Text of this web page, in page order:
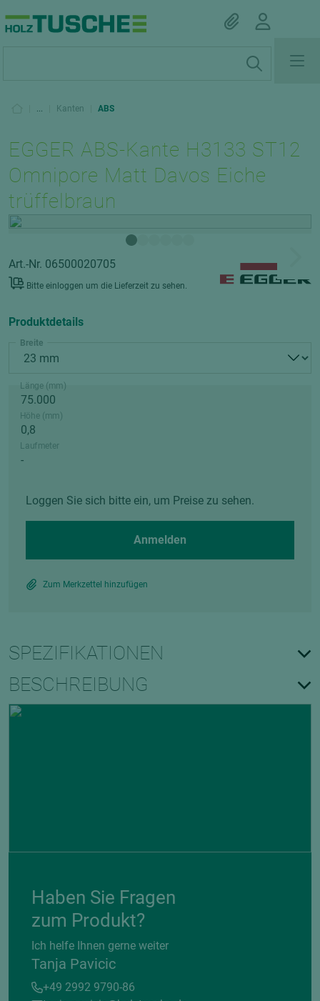
... Kanten ABS
EGGER ABS-Kante H3133 ST12
Omnipore Matt Davos Eiche
trüffelbraun
Art.-Nr. 06500020705
Bitte einloggen um die Lieferzeit zu sehen.
Produktdetails
Breite
Länge (mm)
Höhe (mm)
Laufmeter
Loggen Sie sich bitte ein, um Preise zu sehen.
Anmelden
Zum Merkzettel hinzufügen
SPEZIFIKATIONEN
BESCHREIBUNG
Haben Sie Fragen
zum Produkt?
Ich helfe Ihnen gerne weiter
Tanja Pavicic
+49 2992 9790-86